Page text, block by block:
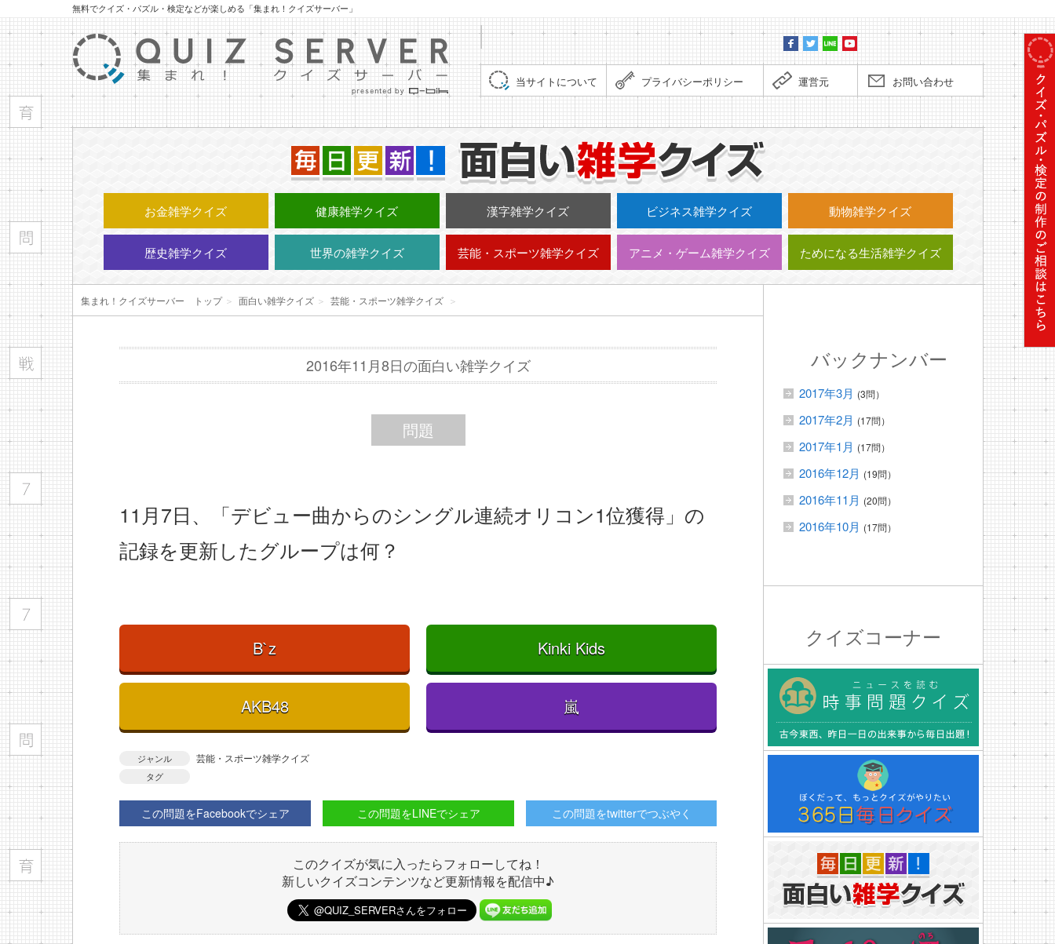
無料でクイズ・パズル・検定などが楽しめる「集まれ！クイズサーバー」
当サイトについて プライバシーポリシー 運営元 お問い合わせ
毎日更
お金雑学クイズ 健康雑学クイズ 漢字雑学クイズ ビジネス雑学クイズ 動物雑学クイズ
歴史雑学クイズ 世界の雑学クイズ 芸能・スポーツ雑学クイズ アニメ・ゲーム雑学クイズ ためになる生活雑学クイズ
集まれ！クイズサーバー トップ＞ 面白い雑学クイズ ＞ 芸能・スポーツ雑学クイズ ＞
2016年11月8日の面白い雑学クイズ
問題
11月7日、「デビュー曲からのシングル連続オリコン1位獲得」の
記録を更新したグループは何？
B`z Kinki Kids
AKB48 嵐
ジャンル 芸能・スポーツ雑学クイズ
タグ
この問題をFacebookでシェア この問題をLINEでシェア この問題をtwitterでつぶやく
このクイズが気に入ったらフォローしてね！
新しいクイズコンテンツなど更新情報を配信中♪
バックナンバー
2017年3月 (3問）
2017年2月 (17問）
2017年1月 (17問）
2016年12月 (19問）
2016年11月 (20問）
2016年10月 (17問）
クイズコーナー